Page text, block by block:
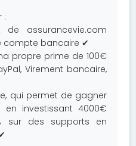
:
assurancevie.com
compte bancaire ✔
propre prime de 100€
Virement bancaire,
qui permet de gagner
investissant 4000€
sur des supports en